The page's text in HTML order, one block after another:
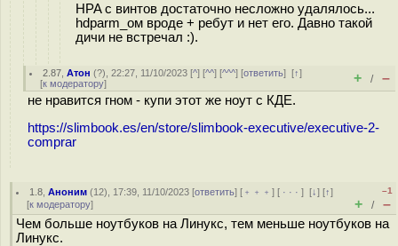
HPA с винтов достаточно несложно удалялось...
hdparm_ом вроде + ребут и нет его. Давно такой
дичи не встречал :).
2.87 ,Атон (?), 22:27, 11/10/2023 [^] [^^] [^^^] [ответить][↑]
[к модератору] + / –
не нравится гном - купи этот же ноут с КДЕ.
https://slimbook.es/en/store/slimbook-executive/executive-2-
comprar
1.8 ,Аноним (12), 17:39, 11/10/2023 [ответить] [ ﹢﹢﹢] [ · · ·][↓] [↑]
[к модератору]
–1
+ / –
Чем больше ноутбуков на Линукс, тем меньше ноутбуков на
Линукс.